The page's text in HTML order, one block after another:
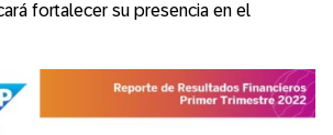
fortalecer su presencia en el